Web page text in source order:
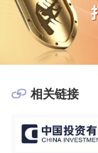
相关链接